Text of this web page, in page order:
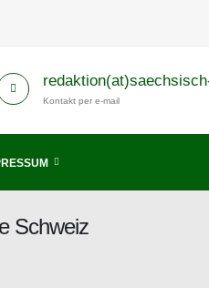
Kontakt per e-mail
Schweiz